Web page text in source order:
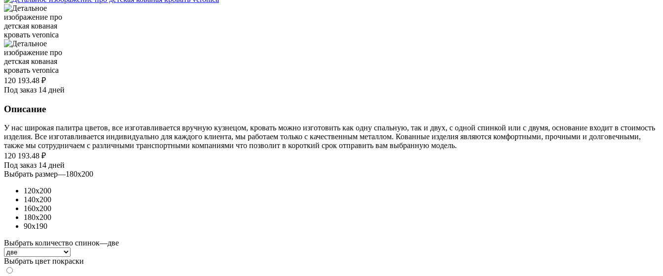
120 193.48 ₽
Под заказ 14 дней
Описание
У нас широкая палитра цветов, все изготавливается вручную кузнецом, кровать можно изготовить как одну спальную, так и двух, с одной спинкой или с двумя, основание входит в стоимость
изделия. Все изготавливается индивидуально для каждого клиента, мы работаем только с качественным металлом. Кованные изделия являются комфортными, прочными и долговечными,
также мы сотрудничаем с различными транспортными компаниями что позволит в короткий срок отправить вам выбранную модель.
120 193.48 ₽
Под заказ 14 дней
Выбрать размер—180x200
120x200
140x200
160x200
180x200
90x190
Выбрать количество спинок—две
Выбрать цвет покраски